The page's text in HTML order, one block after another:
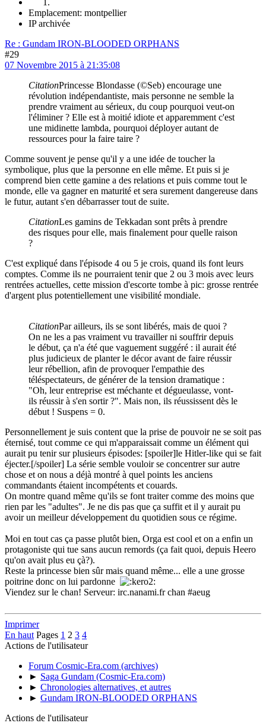
Emplacement: montpellier
IP archivée
Re : Gundam IRON-BLOODED ORPHANS
#29
07 Novembre 2015 à 21:35:08
CitationPrincesse Blondasse (©Seb) encourage une
révolution indépendantiste, mais personne ne semble la
prendre vraiment au sérieux, du coup pourquoi veut-on
l'éliminer ? Elle est à moitié idiote et apparemment c'est
une midinette lambda, pourquoi déployer autant de
ressources pour la faire taire ?
Comme souvent je pense qu'il y a une idée de toucher la
symbolique, plus que la personne en elle même. Et puis si je
comprend bien cette gamine a des relations et puis comme tout le
monde, elle va gagner en maturité et sera surement dangereuse dans
le futur, autant s'en débarrasser tout de suite.
CitationLes gamins de Tekkadan sont prêts à prendre
des risques pour elle, mais finalement pour quelle raison
?
C'est expliqué dans l'épisode 4 ou 5 je crois, quand ils font leurs
comptes. Comme ils ne pourraient tenir que 2 ou 3 mois avec leurs
rentrées actuelles, cette mission d'escorte tombe à pic: grosse rentrée
d'argent plus potentiellement une visibilité mondiale.
CitationPar ailleurs, ils se sont libérés, mais de quoi ?
On ne les a pas vraiment vu travailler ni souffrir depuis
le début, ça n'a été que vaguement suggéré : il aurait été
plus judicieux de planter le décor avant de faire réussir
leur rébellion, afin de provoquer l'empathie des
téléspectateurs, de générer de la tension dramatique :
"Oh, leur entreprise est méchante et dégueulasse, vont-
ils réussir à s'en sortir ?". Mais non, ils réussissent dès le
début ! Suspens = 0.
Personnellement je suis content que la prise de pouvoir ne se soit pas
éternisé, tout comme ce qui m'apparaissait comme un élément qui
aurait pu tenir sur plusieurs épisodes: [spoiler]le Hitler-like qui se fait
éjecter.[/spoiler] La série semble vouloir se concentrer sur autre
chose et on nous a déjà montré à quel points les anciens
commandants étaient incompétents et couards.
On montre quand même qu'ils se font traiter comme des moins que
rien par les "adultes". Je ne dis pas que ça suffit et il y aurait pu
avoir un meilleur développement du quotidien sous ce régime.
Moi en tout cas ça passe plutôt bien, Orga est cool et on a enfin un
protagoniste qui tue sans aucun remords (ça fait quoi, depuis Heero
qu'on avait plus eu çà?).
Reste la princesse bien sûr mais quand même... elle a une grosse
poitrine donc on lui pardonne
Viendez sur le chan! Serveur: irc.nanami.fr chan #aeug
Imprimer
En haut Pages 1 2 3 4
Actions de l'utilisateur
Forum Cosmic-Era.com (archives)
► Saga Gundam (Cosmic-Era.com)
► Chronologies alternatives, et autres
► Gundam IRON-BLOODED ORPHANS
Actions de l'utilisateur